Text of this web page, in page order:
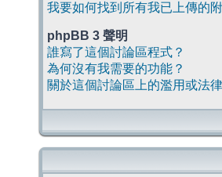
我要如何找到所有我已上傳的
phpBB 3 聲明
誰寫了這個討論區程式？
為何沒有我需要的功能？
關於這個討論區上的濫用或法